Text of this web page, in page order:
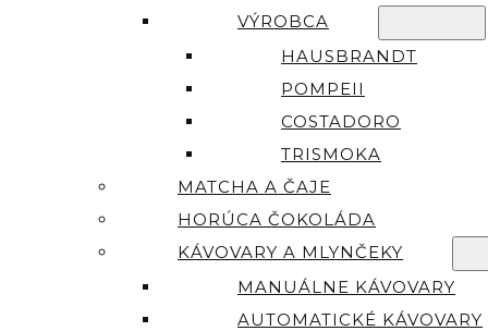
VÝROBCA
HAUSBRANDT
POMPEII
COSTADORO
TRISMOKA
MATCHA A ČAJE
HORÚCA ČOKOLÁDA
KÁVOVARY A MLYNČEKY
MANUÁLNE KÁVOVARY
AUTOMATICKÉ KÁVOVARY